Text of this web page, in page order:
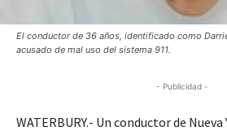
El conductor de 36 años, identificado como
acusado de mal uso del sistema 911.
- Publicidad -
WATERBURY.- Un conductor de